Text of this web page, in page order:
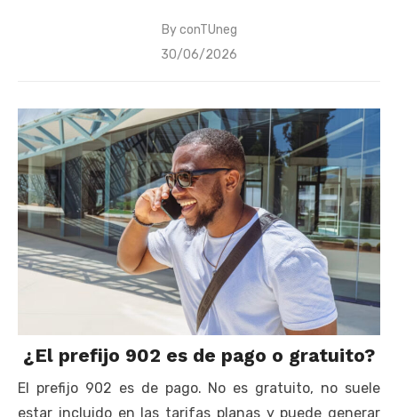
ByconTUneg
Posted
30/06/2026
¿El prefijo 902 es de pago o gratuito?
El prefijo 902 es de pago. No es gratuito, no suele
estar incluido en las tarifas planas y puede generar